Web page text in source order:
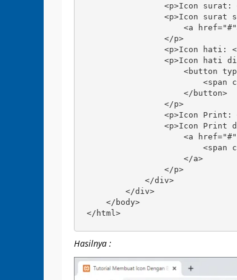
<p>Icon surat:
<p>Icon surat
<a
                </p>
<p>Icon hati:
<p>Icon hati
<button
<span
                    </button>
                </p>
<p>Icon Print:
<p>Icon Print
<a
<span
                    </a>
                </p>
            </div>
        </div>
    </body>
</html>
Hasilnya :